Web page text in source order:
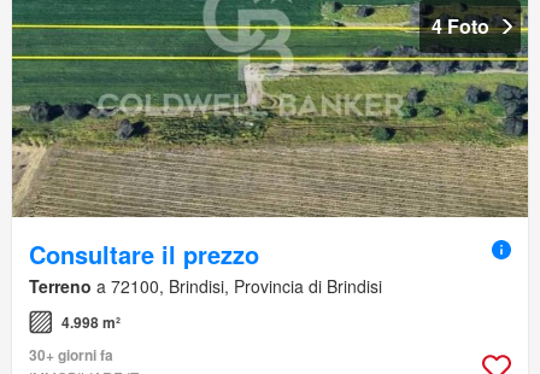
4 Foto
Consultare il prezzo
Terreno a 72100, Brindisi, Provincia di Brindisi
4.998 m²
30+ giorni fa